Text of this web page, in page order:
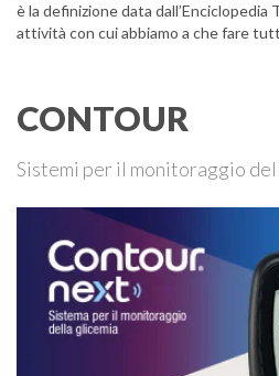
è la definizione data dall’Enciclopedia
attività con cui abbiamo a che fare
CONTOUR
Sistemi per il monitoraggio